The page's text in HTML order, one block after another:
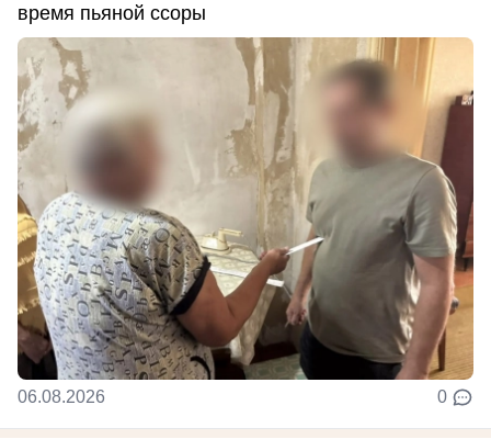
время пьяной ссоры
06.08.2026 0